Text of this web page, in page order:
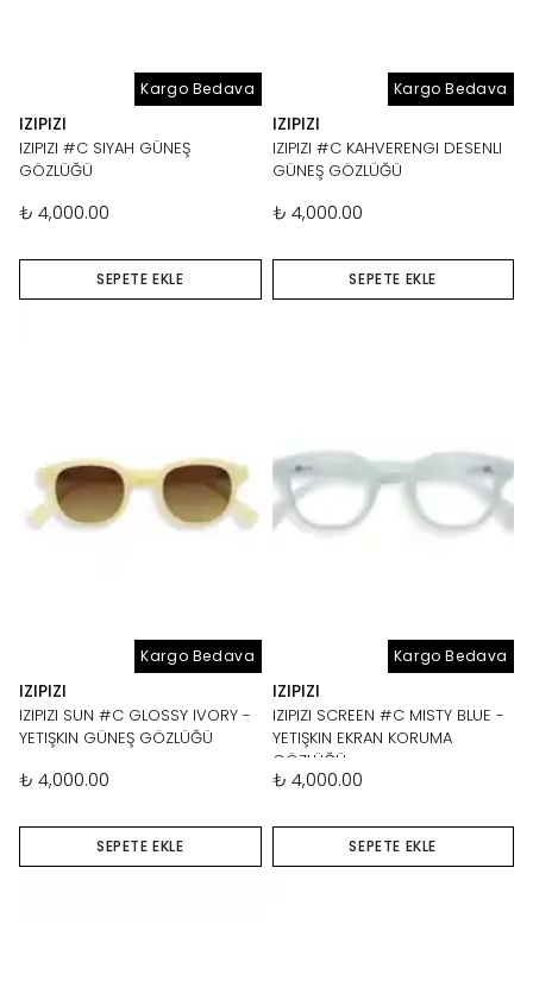
Kargo Bedava
IZIPIZI
IZIPIZI #C SIYAH GÜNEŞ
GÖZLÜĞÜ
₺ 4,000.00
SEPETE EKLE
Kargo Bedava
IZIPIZI
IZIPIZI #C KAHVERENGI DESENLI
GÜNEŞ GÖZLÜĞÜ
₺ 4,000.00
SEPETE EKLE
Kargo Bedava
IZIPIZI
IZIPIZI SUN #C GLOSSY IVORY -
YETIŞKIN GÜNEŞ GÖZLÜĞÜ
₺ 4,000.00
SEPETE EKLE
Kargo Bedava
IZIPIZI
IZIPIZI SCREEN #C MISTY BLUE -
YETIŞKIN EKRAN KORUMA
GÖZLÜĞÜ
₺ 4,000.00
SEPETE EKLE